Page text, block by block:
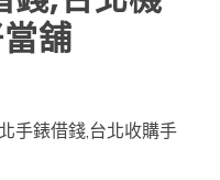
舖
手錶借錢,台北收購手